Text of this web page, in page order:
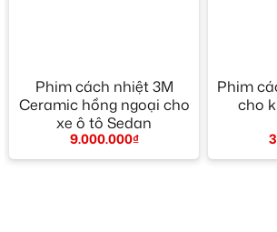
Phim cách nhiệt 3M
Ceramic hồng ngoại cho
xe ô tô Sedan
9.000.000₫
Phim
cho